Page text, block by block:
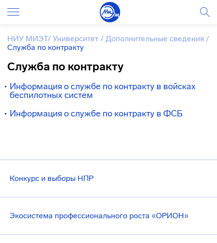
Конкурс и выборы НПР
Экосистема профессионального роста «ОРИОН»
НИУ МИЭТ/ Университет / Дополнительные сведения /
Служба по контракту
Служба по контракту
Информация о службе по контракту в войсках
беспилотных систем
Информация о службе по контракту в ФСБ